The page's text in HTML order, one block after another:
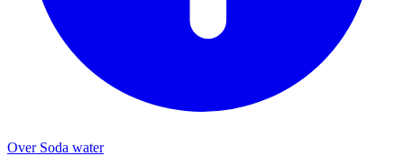
Over Soda water